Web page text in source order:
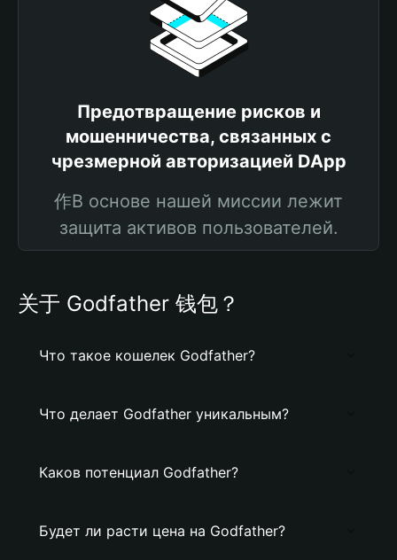
Предотвращение рисков и
мошенничества, связанных с
чрезмерной авторизацией DApp
作В основе нашей миссии лежит
защита активов пользователей.
关于 Godfather 钱包？
Что такое кошелек Godfather?
Что делает Godfather уникальным?
Каков потенциал Godfather?
Будет ли расти цена на Godfather?